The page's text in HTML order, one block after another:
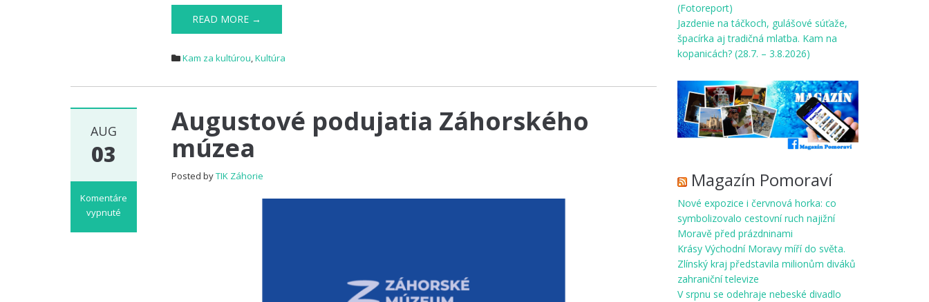
READ MORE →
Kam za kultúrou,Kultúra
AUG
03
Komentáre
vypnuté
Augustové podujatia Záhorského
múzea
Posted byTIK Záhorie
(Fotoreport)
Jazdenie na táčkoch, gulášové súťaže,
špacírka aj tradičná mlatba. Kam na
kopanicách? (28.7. – 3.8.2026)
Magazín Pomoraví
Nové expozice i červnová horka: co
symbolizovalo cestovní ruch najižní
Moravě před prázdninami
Krásy Východní Moravy míří do světa.
Zlínský kraj představila milionům diváků
zahraniční televize
V srpnu se odehraje nebeské divadlo